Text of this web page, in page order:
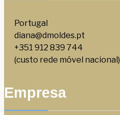
Portugal
diana@dmoldes.pt
+351 912 839 744
(custo rede móvel nacional)
Empresa